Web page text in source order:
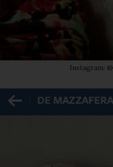
Instagram: @